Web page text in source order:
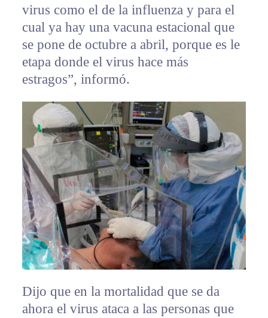
virus como el de la influenza y para el
cual ya hay una vacuna estacional que
se pone de octubre a abril, porque es le
etapa donde el virus hace más
estragos”, informó.
Dijo que en la mortalidad que se da
ahora el virus ataca a las personas que